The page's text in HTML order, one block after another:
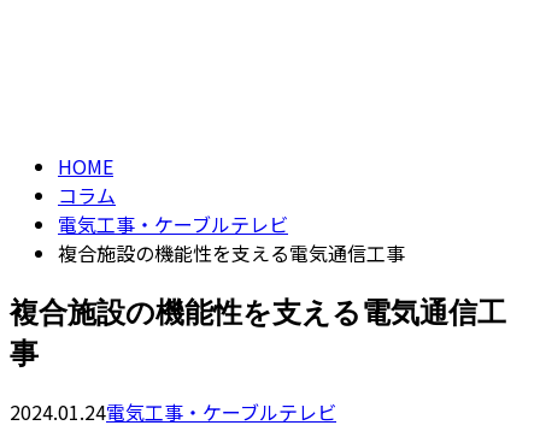
HOME
コラム
電気工事・ケーブルテレビ
複合施設の機能性を支える電気通信工事
複合施設の機能性を支える電気通信工
事
2024.01.24電気工事・ケーブルテレビ